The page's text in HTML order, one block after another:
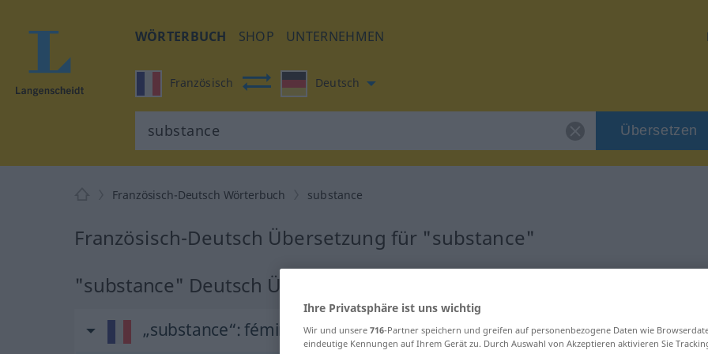
WÖRTERBUCH SHOP UNTERNEHMEN
Französisch Deutsch
Übersetzen
Französisch-Deutsch Wörterbuch substance
Französisch-Deutsch Übersetzung für "substance"
"substance" Deutsch Übersetzung
„substance“: féminin
Ihre Privatsphäre ist uns wichtig
Wir und unsere 716-Partner speichern und greifen auf personenbezogene Daten wie
eindeutige Kennungen auf Ihrem Gerät zu. Durch Auswahl von Akzeptieren aktivieren Sie